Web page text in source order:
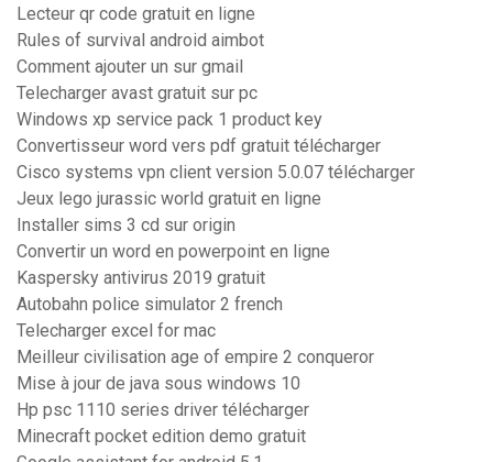
Lecteur qr code gratuit en ligne
Rules of survival android aimbot
Comment ajouter un sur gmail
Telecharger avast gratuit sur pc
Windows xp service pack 1 product key
Convertisseur word vers pdf gratuit télécharger
Cisco systems vpn client version 5.0.07 télécharger
Jeux lego jurassic world gratuit en ligne
Installer sims 3 cd sur origin
Convertir un word en powerpoint en ligne
Kaspersky antivirus 2019 gratuit
Autobahn police simulator 2 french
Telecharger excel for mac
Meilleur civilisation age of empire 2 conqueror
Mise à jour de java sous windows 10
Hp psc 1110 series driver télécharger
Minecraft pocket edition demo gratuit